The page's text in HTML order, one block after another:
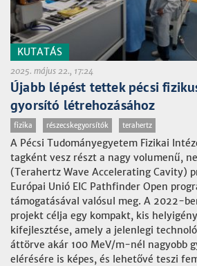
KUTATÁS
2025. május 22., 17:24
Újabb lépést tettek pécsi
gyorsító létrehozásához
fizika részecskegyorsítók terahertz
A Pécsi Tudományegyetem Fizikai
tagként vesz részt a nagy volumenű,
(Terahertz Wave Accelerating Cavity)
Európai Unió EIC Pathfinder Open
támogatásával valósul meg. A 2022-
projekt célja egy kompakt, kis
kifejlesztése, amely a jelenlegi
áttörve akár 100 MeV/m-nél nagyobb
elérésére is képes, és lehetővé teszi